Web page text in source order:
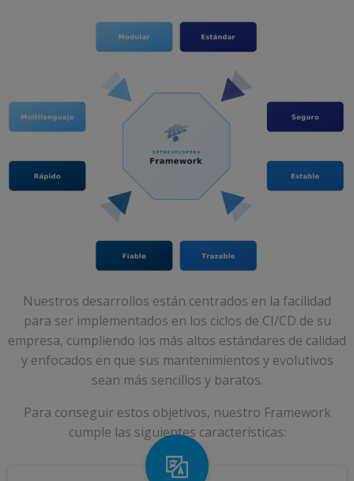
Nuestros desarrollos están centrados en la facilidad
para ser implementados en los ciclos de CI/CD de su
empresa, cumpliendo los más altos estándares de calidad
y enfocados en que sus mantenimientos y evolutivos
sean más sencillos y baratos.
Para conseguir estos objetivos, nuestro Framework
cumple las siguientes características: